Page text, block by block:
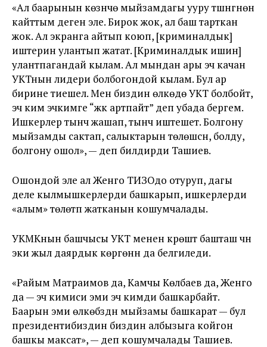
«Ал баарынын көзүнчө мыйзамдагы ууру түшүнүгүнөн
кайттым деген эле. Бирок жок, ал баш тарткан
жок. Ал экранга айтып коюп, [криминалдык]
иштерин улантып жатат. [Криминалдык ишин]
улантпагандай кылам. Ал мындан ары эч качан
УКТнын лидери болбогондой кылам. Бул ар
бирине тиешелүү. Мен биздин өлкөдө УКТ болбойт,
эч ким эчкимге “жүк артпайт” деп убада бергем.
Ишкерлер тынч жашап, тынч иштешет. Болгону
мыйзамды сактап, салыктарын төлөшсүн, болду,
болгону ошол», — деп билдирди Ташиев.
Ошондой эле ал Женго ТИЗОдо отуруп, дагы
деле кылмышкерлерди башкарып, ишкерлерди
«алым» төлөтүп жатканын кошумчалады.
УКМКнын башчысы УКТ менен күрөштү башташ үчүн
эки жыл даярдык көргөнүн да белгиледи.
«Райым Матраимов да, Камчы Көлбаев да, Женго
да — эч кимиси эми эч кимди башкарбайт.
Баарын эми өлкөбүздүн мыйзамы башкарат — бул
президентибиздин биздин албызыга койгон
башкы максат», — деп кошумчалады Ташиев.